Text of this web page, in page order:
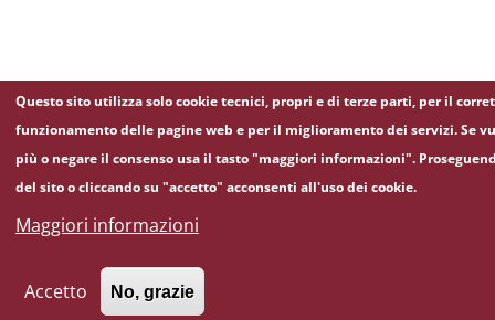
Questo sito utilizza solo cookie tecnici, propri e di terze parti, per il
funzionamento delle pagine web e per il miglioramento dei servizi. Se
più o negare il consenso usa il tasto "maggiori informazioni".
del sito o cliccando su "accetto" acconsenti all'uso dei cookie.
Maggiori informazioni
Accetto No, grazie